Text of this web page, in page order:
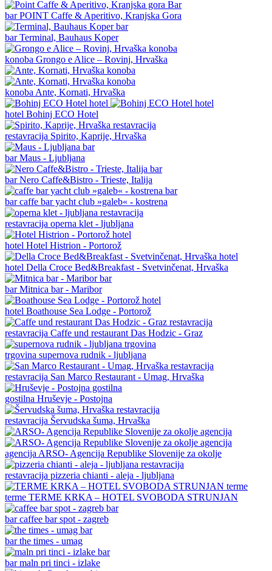
barPOINT Caffe & Aperitivo, Kranjska Gora
barTerminal, Bauhaus Koper
konoba Grongo e Alice – Rovinj, Hrvaška
konoba Ante, Kornati, Hrvaška
hotel Bohinj ECO Hotel
restavracija Spirito, Kaprije, Hrvaška
barMaus - Ljubljana
barNero Caffe&Bistro - Trieste, Italija
barcaffe bar yacht club »galeb« - kostrena
restavracija operna klet - ljubljana
hotel Hotel Histrion - Portorož
hotel Della Croce Bed&Breakfast - Svetvinčenat, Hrvaška
barMitnica bar - Maribor
hotel Boathouse Sea Lodge - Portorož
restavracija Caffe und restaurant Das Hodzic - Graz
trgovina supernova rudnik - ljubljana
restavracija San Marco Restaurant - Umag, Hrvaška
gostilna Hruševje - Postojna
restavracija Šervudska šuma, Hrvaška
agencija ARSO- Agencija Republike Slovenije za okolje
restavracija pizzeria chianti - aleja - ljubljana
terme TERME KRKA – HOTEL SVOBODA STRUNJAN
barcaffee bar spot - zagreb
barthe times - umag
barmaln pri tinci - izlake